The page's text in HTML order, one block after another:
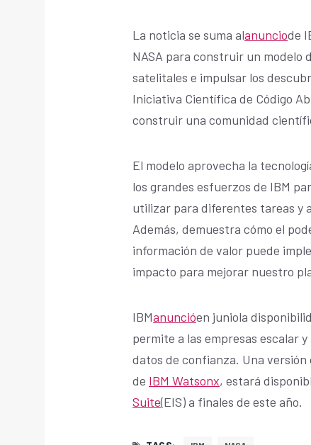
La noticia se suma alanunciode
NASA para construir un modelo
satelitales e impulsar los
Iniciativa Científica de Código
construir una comunidad
El modelo aprovecha la
los grandes esfuerzos de IBM
utilizar para diferentes tareas y
Además, demuestra cómo el
información de valor puede
impacto para mejorar nuestro
IBManuncióen juniola
permite a las empresas escalar
datos de confianza. Una
de IBM Watsonx, estará
Suite(EIS) a finales de este año.